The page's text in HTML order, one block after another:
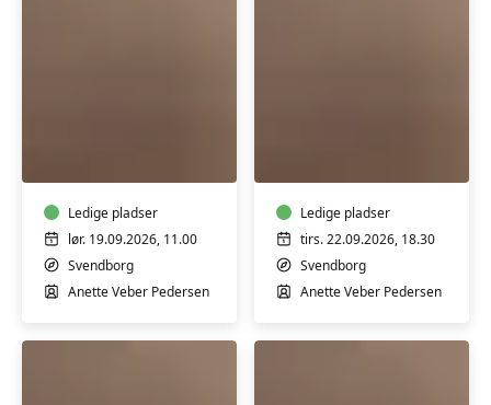
-
Weekend
Ledige pladser
lør. 19.09.2026, 11.00
Svendborg
Anette Veber Pedersen
Ledige pladser
tirs. 22.09.2026, 18.30
Svendborg
Anette Veber Pedersen